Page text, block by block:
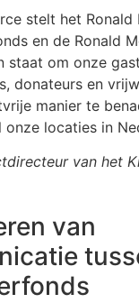
stelt het Ronald
en de Ronald
staat om onze
donateurs en
manier te
onze locaties in
van het
van